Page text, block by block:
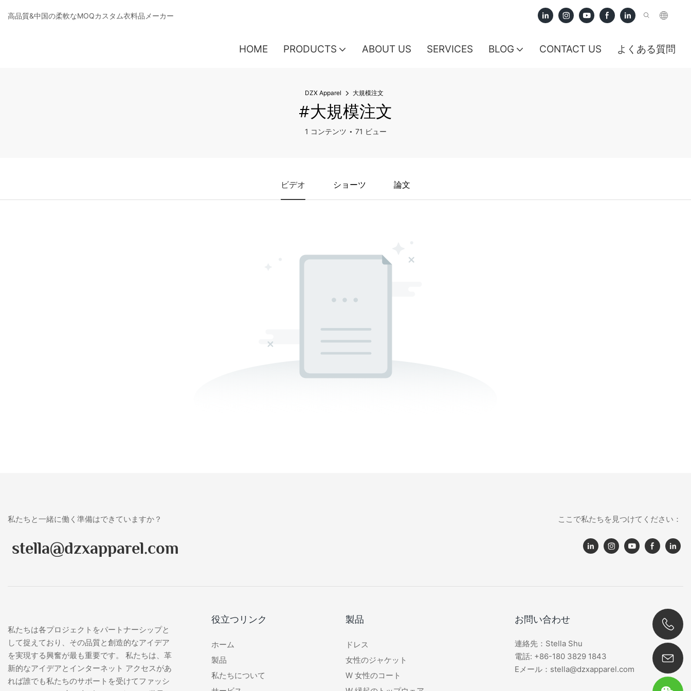
高品質&中国の柔軟なMOQカスタム衣料品メーカー
HOME PRODUCTS ABOUT US SERVICES BLOG CONTACT US よくある質問
DZX Apparel 大規模注文
#大規模注文
1 コンテンツ 71 ビュー
ビデオ ショーツ 論文
私たちと一緒に働く準備はできていますか？
stella@dzxapparel.com
ここで私たちを見つけてください：
私たちは各プロジェクトをパートナーシップと
して捉えており、その品質と創造的なアイデア
を実現する興奮が最も重要です。 私たちは、革
新的なアイデアとインターネット アクセスがあ
れば誰でも私たちのサポートを受けてファッシ
役立つリンク
ホーム
製品
私たちについて
製品
ドレス
女性のジャケット
W 女性のコート
お問い合わせ
連絡先：Stella Shu
電話: +86-180 3829 1843
Eメール：stella@dzxapparel.com